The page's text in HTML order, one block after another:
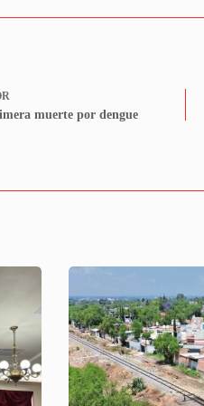
muerte por dengue